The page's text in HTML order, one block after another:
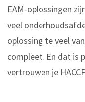
EAM-oplossingen
veel
oplossing te veel
compleet. En dat is
vertrouwen je